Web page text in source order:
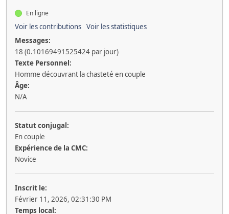
En ligne
Voir les contributions Voir les statistiques
Messages:
18 (0.10169491525424 par jour)
Texte Personnel:
Homme découvrant la chasteté en couple
Âge:
N/A
Statut conjugal:
En couple
Expérience de la CMC:
Novice
Inscrit le:
Février 11, 2026, 02:31:30 PM
Temps local: